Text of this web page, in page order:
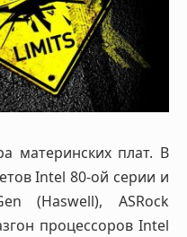
материнских плат. В
Intel 80-ой серии и
(Haswell), ASRock
процессоров Intel